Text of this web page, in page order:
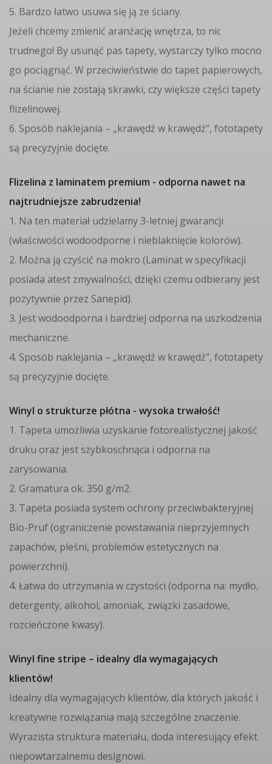
5. Bardzo łatwo usuwa się ją ze ściany.
Jeżeli chcemy zmienić aranżację wnętrza, to nic
trudnego! By usunąć pas tapety, wystarczy tylko mocno
go pociągnąć. W przeciwieństwie do tapet papierowych,
na ścianie nie zostają skrawki, czy większe części tapety
flizelinowej.
6. Sposób naklejania – „krawędź w krawędź”, fototapety
są precyzyjnie docięte.
Flizelina z laminatem premium - odporna nawet na
najtrudniejsze zabrudzenia!
1. Na ten materiał udzielamy 3-letniej gwarancji
(właściwości wodoodporne i nieblaknięcie kolorów).
2. Można ją czyścić na mokro (Laminat w specyfikacji
posiada atest zmywalności, dzięki czemu odbierany jest
pozytywnie przez Sanepid).
3. Jest wodoodporna i bardziej odporna na uszkodzenia
mechaniczne.
4. Sposób naklejania – „krawędź w krawędź”, fototapety
są precyzyjnie docięte.
Winyl o strukturze płótna - wysoka trwałość!
1. Tapeta umożliwia uzyskanie fotorealistycznej jakość
druku oraz jest szybkoschnąca i odporna na
zarysowania.
2. Gramatura ok. 350 g/m2.
3. Tapeta posiada system ochrony przeciwbakteryjnej
Bio-Pruf (ograniczenie powstawania nieprzyjemnych
zapachów, pleśni, problemów estetycznych na
powierzchni).
4. Łatwa do utrzymania w czystości (odporna na: mydło,
detergenty, alkohol, amoniak, związki zasadowe,
rozcieńczone kwasy).
Winyl fine stripe – idealny dla wymagających
klientów!
Idealny dla wymagających klientów, dla których jakość i
kreatywne rozwiązania mają szczególne znaczenie.
Wyrazista struktura materiału, doda interesujący efekt
niepowtarzalnemu designowi.